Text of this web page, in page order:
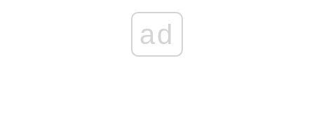
ad